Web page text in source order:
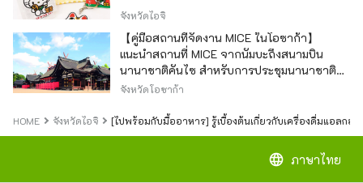
จังหวัดไอจิ
【คู่มือสถานที่จัดงาน MICE ในโอซาก้า】
แนะนำสถานที่ MICE จากนัมบะถึงสนามบิน
นานาชาติคันไซ สำหรับการประชุมนานาชาติ
และกิจกรรมองค์กร
จังหวัดโอซาก้า
HOME จังหวัดไอจิ [ไปพร้อมกับมื้ออาหาร] รู้เบื้องต้นเกี่ยวกับเครื่องดื่มแอลกอ
language ภาษาไทย